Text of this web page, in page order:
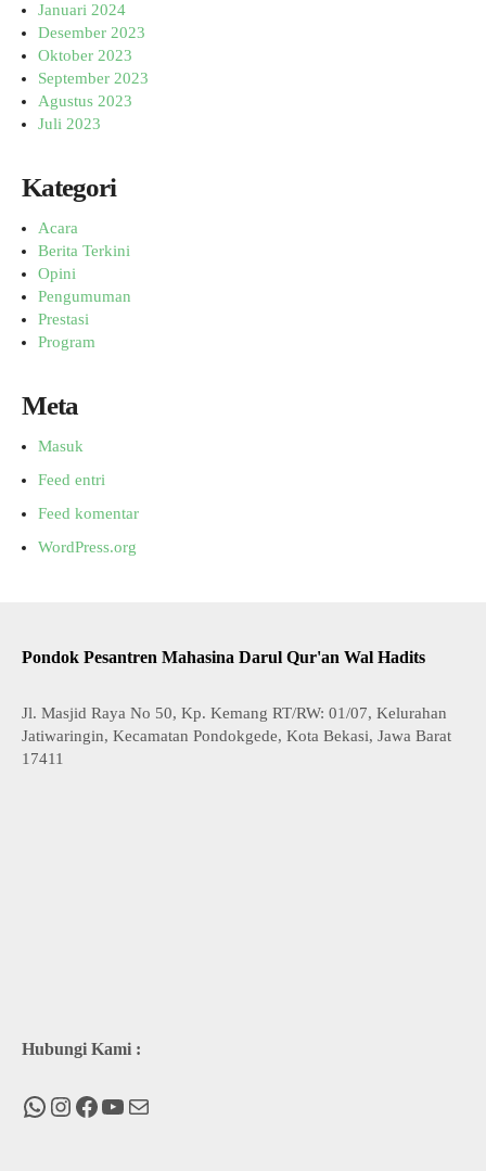
Januari 2024
Desember 2023
Oktober 2023
September 2023
Agustus 2023
Juli 2023
Kategori
Acara
Berita Terkini
Opini
Pengumuman
Prestasi
Program
Meta
Masuk
Feed entri
Feed komentar
WordPress.org
Pondok Pesantren Mahasina Darul Qur'an Wal Hadits
Jl. Masjid Raya No 50, Kp. Kemang RT/RW: 01/07, Kelurahan
Jatiwaringin, Kecamatan Pondokgede, Kota Bekasi, Jawa Barat
17411
Hubungi Kami :
WhatsApp
Instagram
Facebook
You Tube
Mail